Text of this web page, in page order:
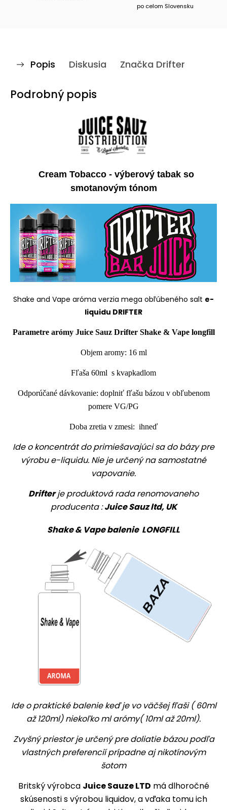
po celom Slovensku
Popis Diskusia Značka Drifter
Podrobný popis
Cream Tobacco - výberový tabak so
smotanovým tónom
Shake and Vape aróma verzia mega obľúbeného salt e-
liquidu DRIFTER
Parametre arómy Juice Sauz Drifter Shake & Vape longfill
Objem aromy: 16 ml
Fľaša 60ml s kvapkadlom
Odporúčané dávkovanie: doplniť fľašu bázou v obľubenom
pomere VG/PG
Doba zretia v zmesi: ihneď
Ide o koncentrát do primiešavajúci sa do bázy pre
výrobu e-liquidu. Nie je určený na samostatné
vapovanie.
Drifterje produktová rada renomovaneho
producenta :Juice Sauz ltd, UK
Shake & Vape balenie LONGFILL
Ide o praktické balenie keď je vo väčšej fľaši ( 60ml
až 120ml) niekoľko ml arómy( 10ml až 20ml).
Zvyšný priestor je určený pre doliatie bázou podľa
vlastných preferencií prípadne aj nikotínovým
šotom
Britský výrobca Juice Sauze LTD má dlhoročné
skúsenosti s výrobou liquidov, a vďaka tomu ich